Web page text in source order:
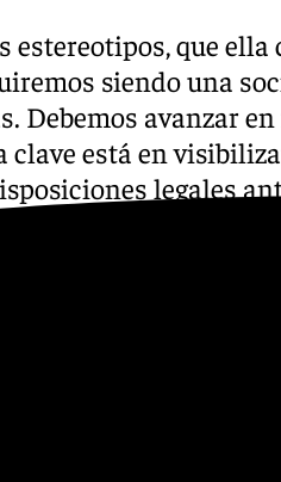
estereotipos, que
siendo una
Debemos avanzar
clave está en
legales
y la necesidad